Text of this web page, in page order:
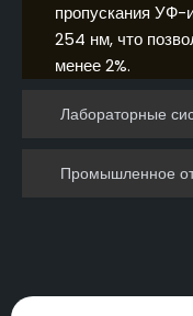
Лабораторные
Промышленное
пропускания УФ-
254 нм, что
менее 2%.